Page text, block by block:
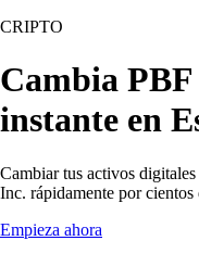
CRIPTO
Cambia
instante en
Cambiar tus activos
Inc. rápidamente por
Empieza ahora